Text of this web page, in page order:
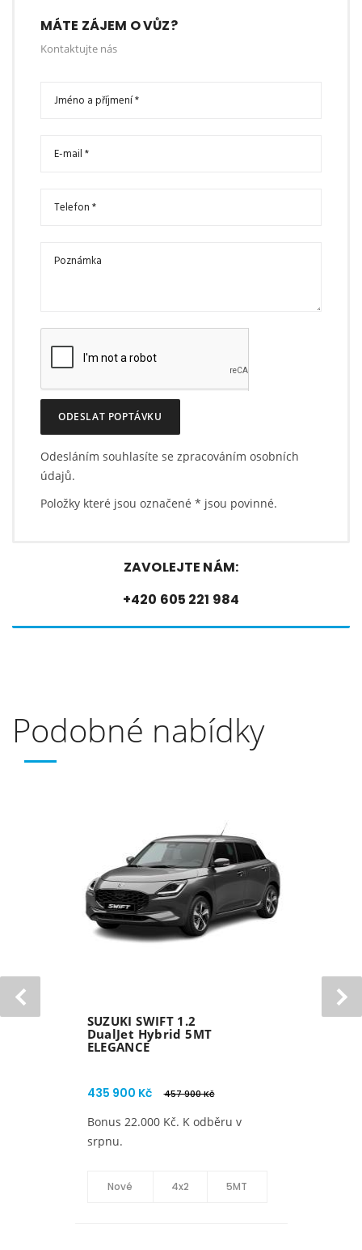
MÁTE ZÁJEM O VŮZ?
Kontaktujte nás
ODESLAT POPTÁVKU
Odesláním souhlasíte se zpracováním osobních
údajů.
Položky které jsou označené * jsou povinné.
ZAVOLEJTE NÁM:
+420 605 221 984
Podobné nabídky
SUZUKI VITARA 1.4
BoosterJet Hybrid
6MT 4x4 AllGrip
663 900 Kč
Omlazená Vitara.